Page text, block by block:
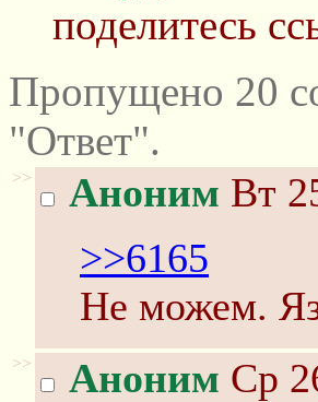
поделитесь
Пропущено 20
"Ответ".
>> Аноним Вт
>>6165
Не можем.
>> Аноним Ср